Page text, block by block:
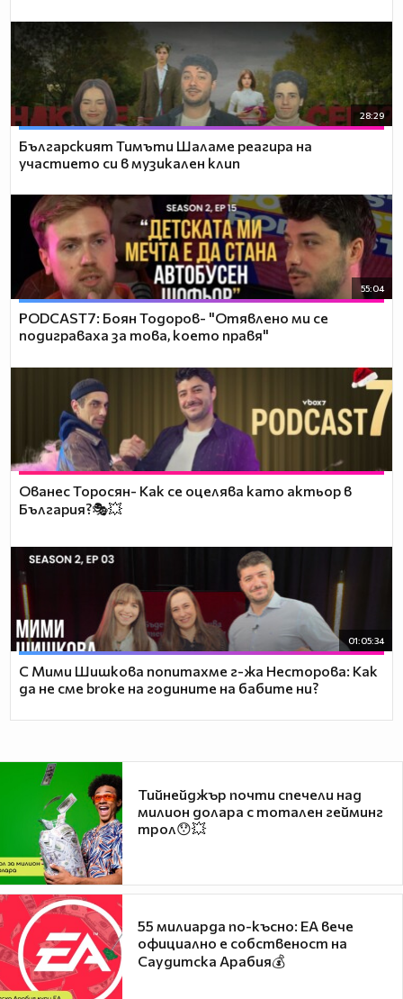
28:29
Българският Тимъти Шаламе реагира на
участието си в музикален клип
55:04
PODCAST7: ‪Боян Тодоров- "Отявлено ми се
подиграваха за това, което правя"
Ованес Торосян- Как се оцелява като актьор в
България?🎭💥
01:05:34
С Мими Шишкова попитахме г-жа Несторова: Как
да не сме broke на годините на бабите ни?
Тийнейджър почти спечели над
милион долара с тотален гейминг
трол😯💥
55 милиарда по-късно: EA вече
официално е собственост на
Саудитска Арабия💰